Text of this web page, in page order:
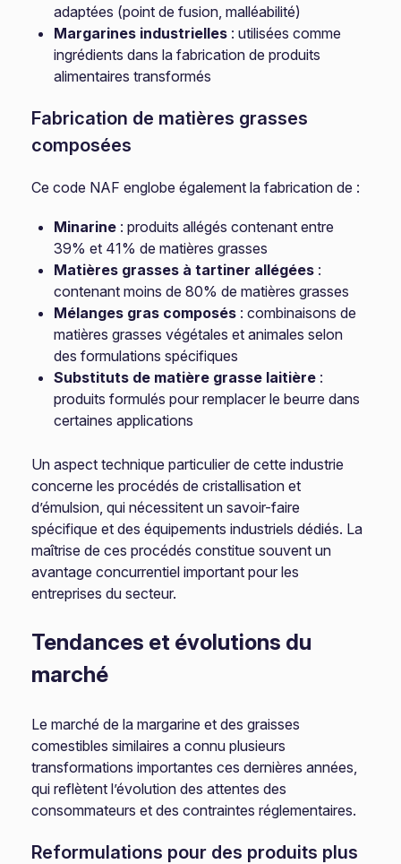
adaptées (point de fusion, malléabilité)
Margarines industrielles : utilisées comme
ingrédients dans la fabrication de produits
alimentaires transformés
Fabrication de matières grasses
composées
Ce code NAF englobe également la fabrication de :
Minarine : produits allégés contenant entre
39% et 41% de matières grasses
Matières grasses à tartiner allégées :
contenant moins de 80% de matières grasses
Mélanges gras composés : combinaisons de
matières grasses végétales et animales selon
des formulations spécifiques
Substituts de matière grasse laitière :
produits formulés pour remplacer le beurre dans
certaines applications
Un aspect technique particulier de cette industrie
concerne les procédés de cristallisation et
d’émulsion, qui nécessitent un savoir-faire
spécifique et des équipements industriels dédiés. La
maîtrise de ces procédés constitue souvent un
avantage concurrentiel important pour les
entreprises du secteur.
Tendances et évolutions du
marché
Le marché de la margarine et des graisses
comestibles similaires a connu plusieurs
transformations importantes ces dernières années,
qui reflètent l’évolution des attentes des
consommateurs et des contraintes réglementaires.
Reformulations pour des produits plus